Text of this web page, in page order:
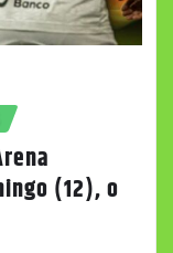
(12), o